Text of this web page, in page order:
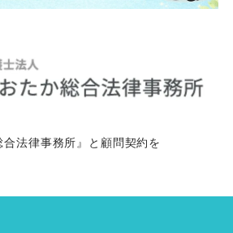
法律事務所』と顧問契約を